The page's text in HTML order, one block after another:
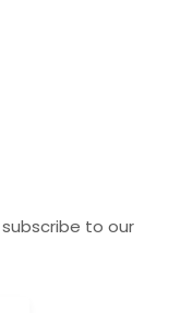
to our